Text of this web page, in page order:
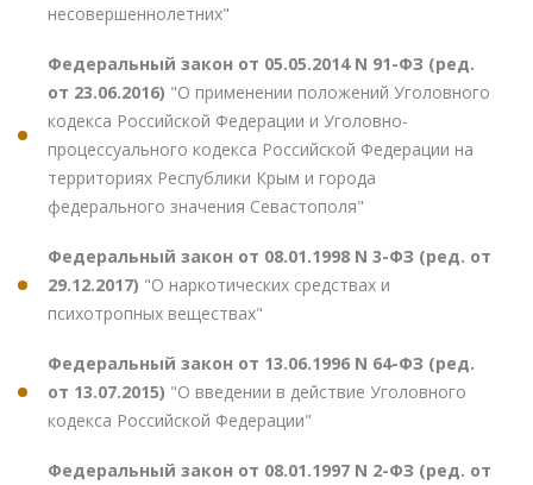
несовершеннолетних"
Федеральный закон от 05.05.2014 N 91-ФЗ (ред.
от 23.06.2016) "О применении положений Уголовного
кодекса Российской Федерации и Уголовно-
процессуального кодекса Российской Федерации на
территориях Республики Крым и города
федерального значения Севастополя"
Федеральный закон от 08.01.1998 N 3-ФЗ (ред. от
29.12.2017) "О наркотических средствах и
психотропных веществах"
Федеральный закон от 13.06.1996 N 64-ФЗ (ред.
от 13.07.2015) "О введении в действие Уголовного
кодекса Российской Федерации"
Федеральный закон от 08.01.1997 N 2-ФЗ (ред. от